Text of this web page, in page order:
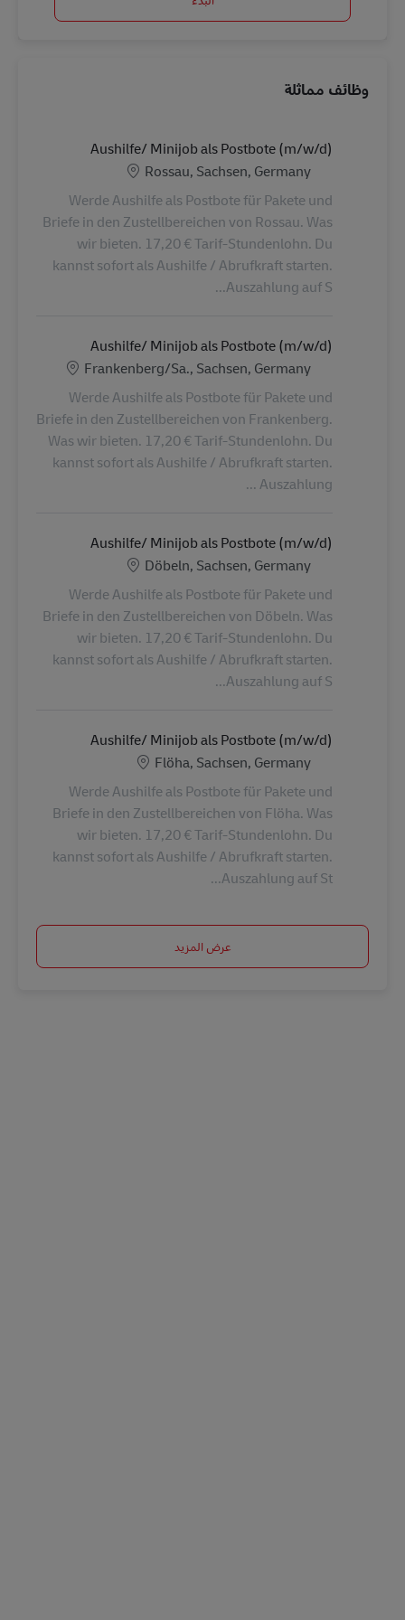
وظائف مماثلة
Aushilfe/ Minijob als Postbote (m/w/d)
الموقع
Rossau, Sachsen, Germany
Werde Aushilfe als Postbote für Pakete und
Briefe in den Zustellbereichen von Rossau. Was
wir bieten. 17,20 € Tarif-Stundenlohn. Du
kannst sofort als Aushilfe / Abrufkraft starten.
Auszahlung auf S...
Aushilfe/ Minijob als Postbote (m/w/d)
الموقع
Frankenberg/Sa., Sachsen, Germany
Werde Aushilfe als Postbote für Pakete und
Briefe in den Zustellbereichen von Frankenberg.
Was wir bieten. 17,20 € Tarif-Stundenlohn. Du
kannst sofort als Aushilfe / Abrufkraft starten.
Auszahlung ...
Aushilfe/ Minijob als Postbote (m/w/d)
الموقع
Döbeln, Sachsen, Germany
Werde Aushilfe als Postbote für Pakete und
Briefe in den Zustellbereichen von Döbeln. Was
wir bieten. 17,20 € Tarif-Stundenlohn. Du
kannst sofort als Aushilfe / Abrufkraft starten.
Auszahlung auf S...
Aushilfe/ Minijob als Postbote (m/w/d)
الموقع
Flöha, Sachsen, Germany
Werde Aushilfe als Postbote für Pakete und
Briefe in den Zustellbereichen von Flöha. Was
wir bieten. 17,20 € Tarif-Stundenlohn. Du
kannst sofort als Aushilfe / Abrufkraft starten.
Auszahlung auf St...
عرض المزيد